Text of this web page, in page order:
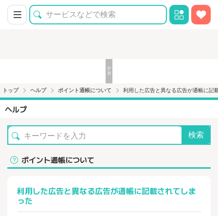
トップ ヘルプ ポイント通帳について 利用した広告と異なる広告が通帳に記
ヘルプ
検索
ポイント通帳について
利用した広告と異なる広告が通帳に記載されてしま
った